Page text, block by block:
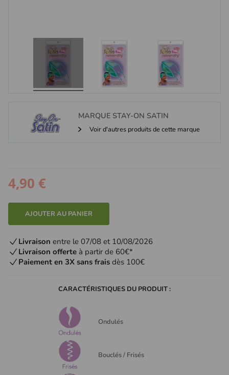
MARQUE STAY-ON SATIN
Voir d'autres produits de cette marque
4,90 €
AJOUTER AU PANIER
Livraison entre le 07/08 et 10/08/2026
Livraison offerte à partir de 60€*
Paiement en 3X sans frais dès 100€
CARACTÉRISTIQUES DU PRODUIT :
Ondulés
Bouclés / Frisés